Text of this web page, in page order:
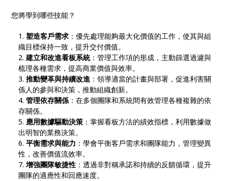
您將學到哪些技能？
塑造客戶需求 ：優先處理能夠最大化價值的工作，使其與組
織目標保持一致，提升交付價值。
建立和改進看板系統：管理工作項的形成，主動篩選過濾與
梳理各種需求，提高商業價值與效率。
推動變革與持續改進 ：領導適當的計畫與部署，促進利害關
係人的參與和決策，推動組織創新。
管理依存關係 ：在多個團隊和系統間有效管理各種複雜的依
存關係。
應用數據驅動決策 ：掌握看板方法的績效指標，利用數據做
出明智的業務決策。
平衡需求與能力 ：學會平衡客戶需求和團隊能力，管理變異
性，改善價值流效率。
增強團隊敏捷性 ：透過非對稱承諾和持續的反饋循環，提升
團隊的適應性和回應速度。